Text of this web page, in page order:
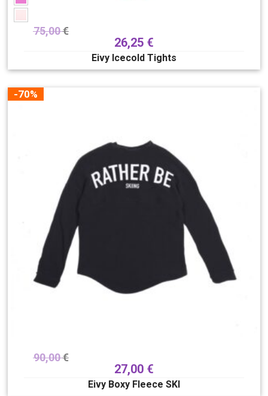
75,00€
26,25 €
Eivy Icecold Tights
-70%
90,00€
27,00 €
Eivy Boxy Fleece SKI